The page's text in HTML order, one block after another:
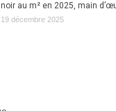
noir au m² en 2025, main
19 décembre 2025